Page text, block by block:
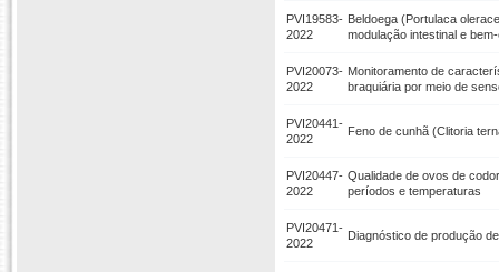
PVI19583-
2022
Beldoega (Portulaca
modulação intestinal e
PVI20073-
2022
Monitoramento de
braquiária por meio de
PVI20441-
2022
Feno de cunhã (Clitoria
PVI20447-
2022
Qualidade de ovos de
períodos e temperaturas
PVI20471-
2022
Diagnóstico de produção